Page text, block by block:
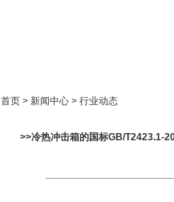
首页 > 新闻中心 > 行业动态
>>冷热冲击箱的国标GB/T2423.1-